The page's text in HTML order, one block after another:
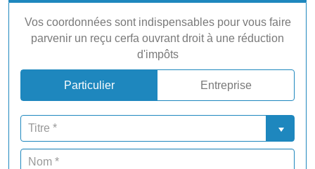
Vos coordonnées sont indispensables pour vous faire
parvenir un reçu cerfa ouvrant droit à une réduction
d'impôts
Particulier Entreprise